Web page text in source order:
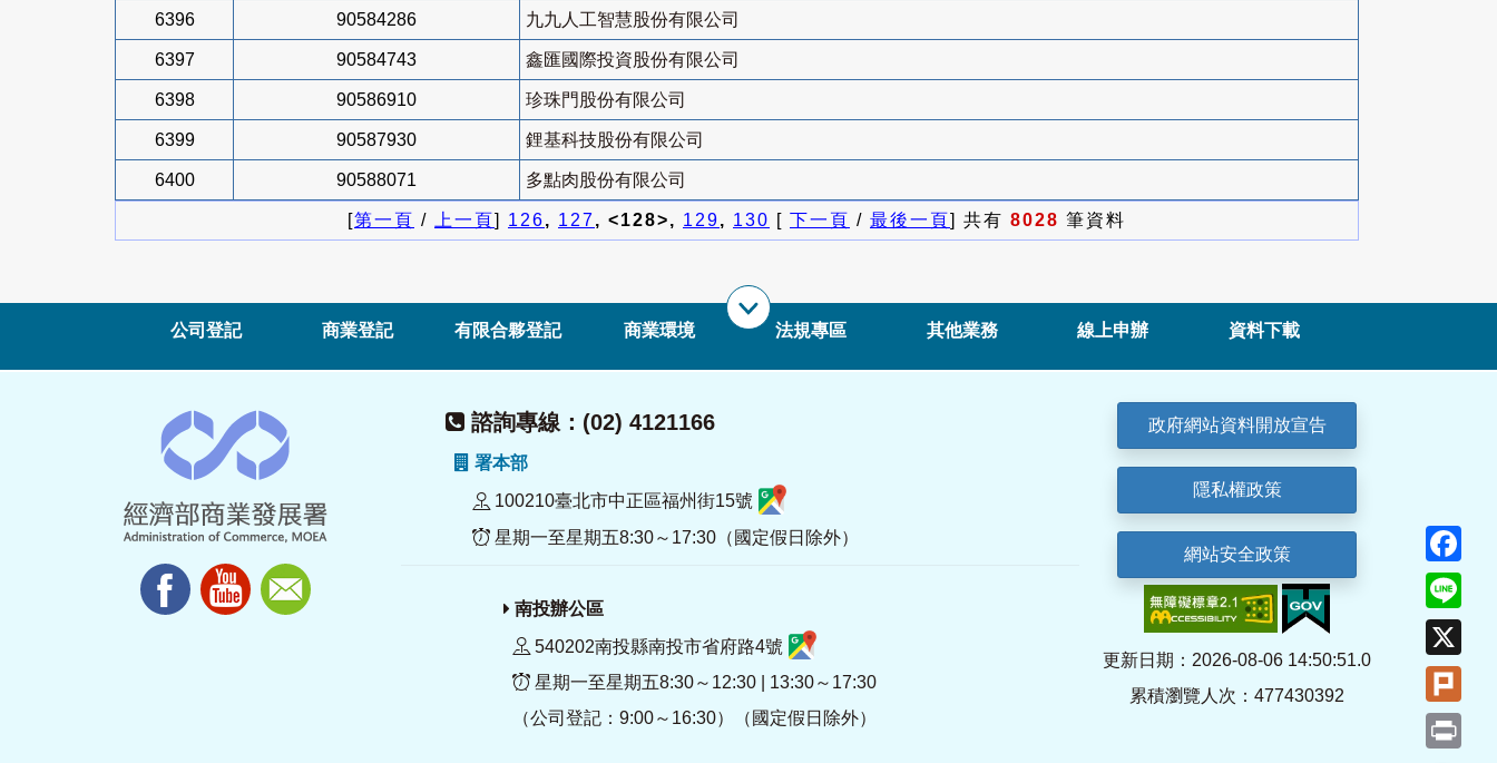
6396 90584286 九九人工智慧股份有限公司
6397 90584743 鑫匯國際投資股份有限公司
6398 90586910 珍珠門股份有限公司
6399 90587930 鋰基科技股份有限公司
6400 90588071 多點肉股份有限公司
[第一頁 / 上一頁] 126, 127, <128>, 129, 130 [ 下一頁 / 最後一頁] 共有 8028 筆資料
公司登記 商業登記 有限合夥登記 商業環境 法規專區 其他業務 線上申辦 資料下載
諮詢專線：(02) 4121166
署本部
100210臺北市中正區福州街15號
星期一至星期五8:30～17:30（國定假日除外）
南投辦公區
540202南投縣南投市省府路4號
星期一至星期五8:30～12:30 | 13:30～17:30
（公司登記：9:00～16:30）（國定假日除外）
政府網站資料開放宣告
隱私權政策
網站安全政策
更新日期：2026-08-06 14:50:51.0
累積瀏覽人次：477430392